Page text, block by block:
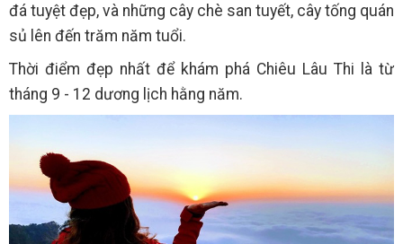
đá tuyệt đẹp, và những cây chè san tuyết, cây tống quán
sủ lên đến trăm năm tuổi.
Thời điểm đẹp nhất để khám phá Chiêu Lâu Thi là từ
tháng 9 - 12 dương lịch hằng năm.